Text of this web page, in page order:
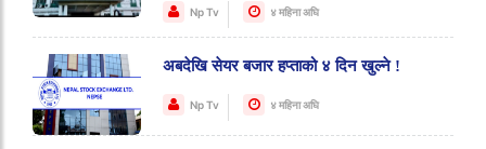
Np Tv ४ महिना अघि
अबदेखि सेयर बजार हप्ताको ४ दिन खुल्ने !
Np Tv ४ महिना अघि